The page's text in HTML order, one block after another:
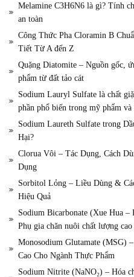
Melamine C3H6N6 là gì? Tính
an toàn
Công Thức Pha Cloramin B
Tiết Từ A đến Z
Quặng Diatomite – Nguồn gốc,
phẩm từ đất tảo cát
Sodium Lauryl Sulfate là chất
phần phổ biến trong mỹ phẩm và
Sodium Laureth Sulfate trong
Hại?
Clorua Vôi – Tác Dụng, Cách
Dụng
Sorbitol Lỏng – Liều Dùng &
Hiệu Quả
Sodium Bicarbonate (Xue Hua –
Phụ gia chăn nuôi chất lượng cao
Monosodium Glutamate (MSG)
Cao Cho Ngành Thực Phẩm
Sodium Nitrite (NaNO₂) – Hóa